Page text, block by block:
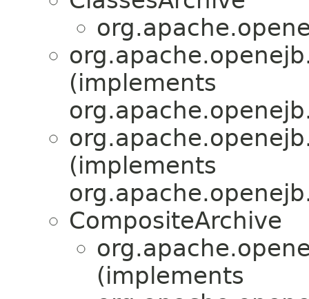
(implements
(implements
CompositeArchive
(implements